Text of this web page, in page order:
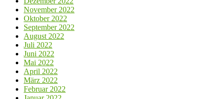
November 2022
Oktober 2022
September 2022
August 2022
Juli 2022
Juni 2022
Mai 2022
April 2022
März 2022
Februar 2022